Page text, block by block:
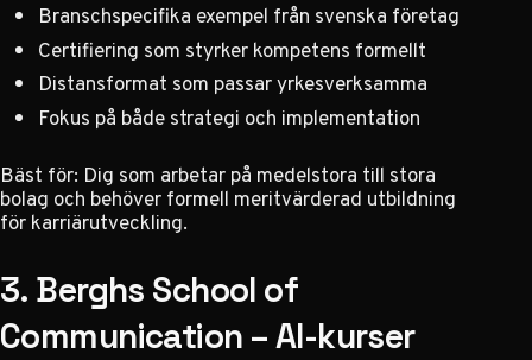
Branschspecifika exempel från svenska företag
Certifiering som styrker kompetens formellt
Distansformat som passar yrkesverksamma
Fokus på både strategi och implementation
Bäst för: Dig som arbetar på medelstora till stora
bolag och behöver formell meritvärderad utbildning
för karriärutveckling.
3. Berghs School of
Communication – AI-kurser